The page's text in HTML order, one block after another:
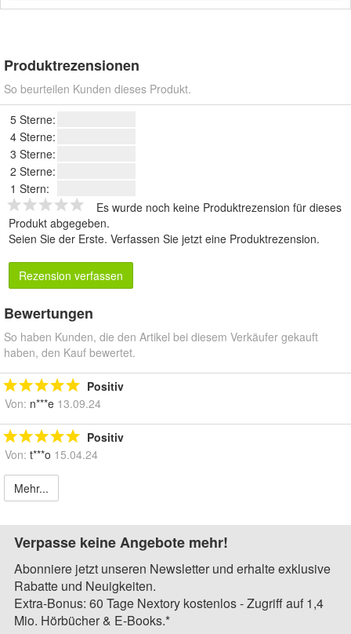
Produktrezensionen
So beurteilen Kunden dieses Produkt.
5 Sterne:
4 Sterne:
3 Sterne:
2 Sterne:
1 Stern:
Es wurde noch keine Produktrezension für dieses
Produkt abgegeben.
Seien Sie der Erste. Verfassen Sie jetzt eine Produktrezension.
Rezension verfassen
Bewertungen
So haben Kunden, die den Artikel bei diesem Verkäufer gekauft
haben, den Kauf bewertet.
Positiv
Von: n***e 13.09.24
Positiv
Von: t***o 15.04.24
Mehr...
Verpasse keine Angebote mehr!
Abonniere jetzt unseren Newsletter und erhalte exklusive
Rabatte und Neuigkeiten.
Extra-Bonus: 60 Tage Nextory kostenlos - Zugriff auf 1,4
Mio. Hörbücher & E-Books.*